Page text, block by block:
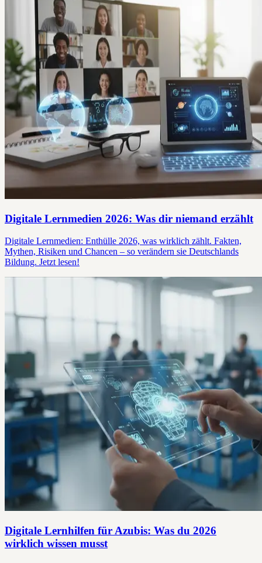
Digitale Lernmedien 2026: Was dir niemand erzählt
Digitale Lernmedien: Enthülle 2026, was wirklich zählt. Fakten,
Mythen, Risiken und Chancen – so verändern sie Deutschlands
Bildung. Jetzt lesen!
Digitale Lernhilfen für Azubis: Was du 2026
wirklich wissen musst